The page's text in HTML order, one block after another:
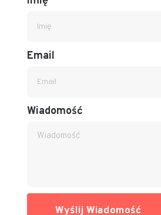
Email
Wiadomość
Wyślij Wiadomość